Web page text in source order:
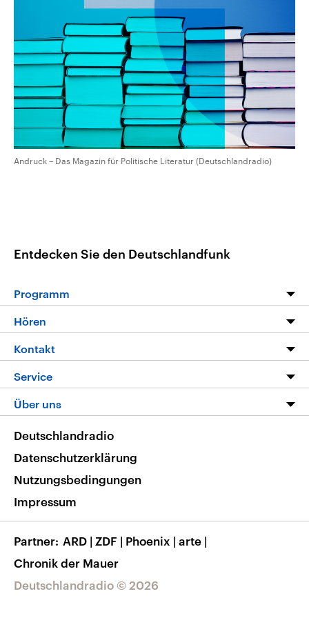
CDU, SPD und FDP regiert.-
Wahlprogramme, aktuelle Berichte
und Hintergründe zu den Parteien
und Kandidaten der anstehenden
Wahl.
aktuelle Weltgeschehen.
Sendungen Programm Podcasts
Audio-Archiv
Andruck – Das Magazin für Politische Literatur (Deutschlandradio)
Entdecken Sie den Deutschlandfunk
Programm
Programm
Die Nachrichten
Nachrichtenleicht
Neue Beiträge auf dlf.de
Hören
Livestream
Podcasts
Deutschlandfunk App
Nachrichten App
Frequenzen
Kontakt
Hörerservice
Service
FAQ
Veranstaltungen
Musikliste
RSS
Über uns
Barrierefreiheit
Deutschlandradio © 2026
Deutschlandradio
Datenschutzerklärung
Nutzungsbedingungen
Impressum
Partner ARD | ZDF | Phoenix | arte |
Chronik der Mauer